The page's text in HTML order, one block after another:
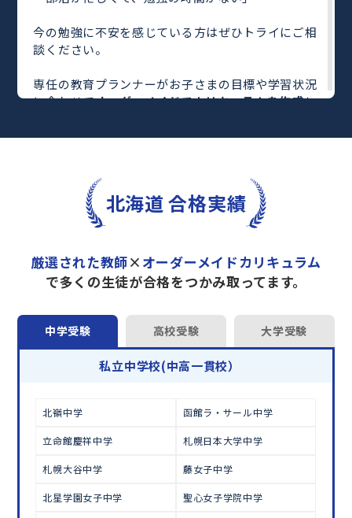
今の勉強に不安を感じている方はぜひトライにご相
談ください。
専任の教育プランナーがお子さまの目標や学習状況
に合わせてオーダーメイドでカリキュラムを作成し
完全マンツーマンで自分に合った教師がわかるまで
さらに、単元別の学習の理解度がわかる「AI学習診
や授業内容や授業以外の勉強をナビゲートする
「DAILY TRY」
など、豊富な学習コンテンツが
トライで一緒に“自己最高得点”を目指しません
か？
オンラインでの学習面談も承っております。
学習相談のお申し込みはこちら
北海道 合格実績
厳選された教師× オーダーメイドカリキュラム
で多くの生徒が合格をつかみ取ってます。
中学受験 高校受験 大学受験
私立中学校(中高一貫校）
北嶺中学 函館ラ・サール中学
立命館慶祥中学 札幌日本大学中学
札幌大谷中学 藤女子中学
北星学園女子中学 聖心女子学院中学